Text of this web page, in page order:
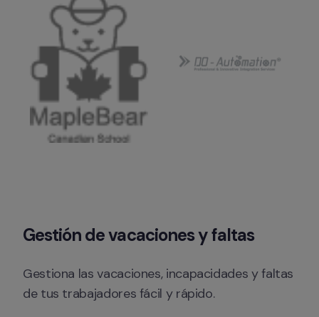
Gestión de vacaciones y faltas
Gestiona las vacaciones, incapacidades y faltas
de tus trabajadores fácil y rápido.